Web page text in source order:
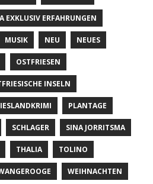
EXKLUSIV ERFAHRUNGEN
MUSIK NEU NEUES
OSTFRIESEN
INSELN
PLANTAGE
SCHLAGER SINA JORRITSMA
THALIA TOLINO
WEIHNACHTEN